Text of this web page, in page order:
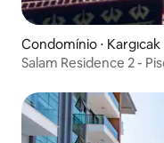
Condomínio ⋅ Kargıcak
Salam Residence 2 -